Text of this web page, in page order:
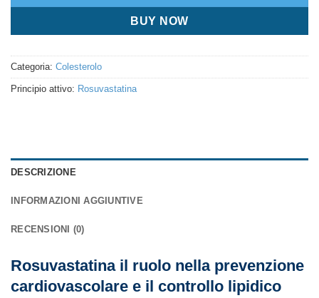
BUY NOW
Categoria: Colesterolo
Principio attivo: Rosuvastatina
DESCRIZIONE
INFORMAZIONI AGGIUNTIVE
RECENSIONI (0)
Rosuvastatina il ruolo nella prevenzione
cardiovascolare e il controllo lipidico